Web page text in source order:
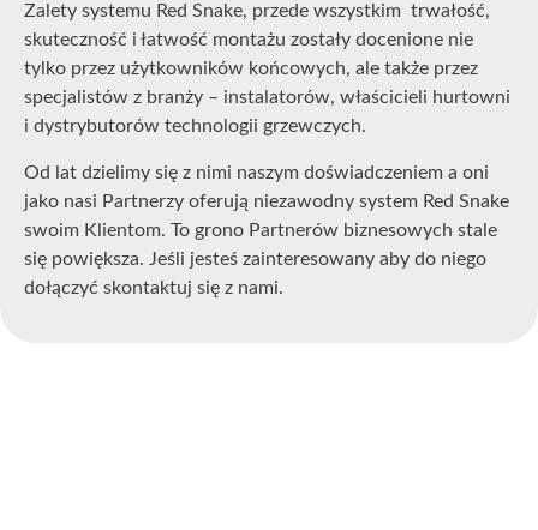
Zalety systemu Red Snake, przede wszystkim trwałość,
skuteczność i łatwość montażu zostały docenione nie
tylko przez użytkowników końcowych, ale także przez
specjalistów z branży – instalatorów, właścicieli hurtowni
i dystrybutorów technologii grzewczych.
Od lat dzielimy się z nimi naszym doświadczeniem a oni
jako nasi Partnerzy oferują niezawodny system Red Snake
swoim Klientom. To grono Partnerów biznesowych stale
się powiększa. Jeśli jesteś zainteresowany aby do niego
dołączyć skontaktuj się z nami.